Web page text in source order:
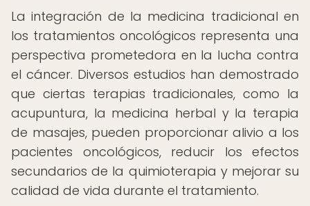
La integración de la medicina tradicional en
los tratamientos oncológicos representa una
perspectiva prometedora en la lucha contra
el cáncer. Diversos estudios han demostrado
que ciertas terapias tradicionales, como la
acupuntura, la medicina herbal y la terapia
de masajes, pueden proporcionar alivio a los
pacientes oncológicos, reducir los efectos
secundarios de la quimioterapia y mejorar su
calidad de vida durante el tratamiento.